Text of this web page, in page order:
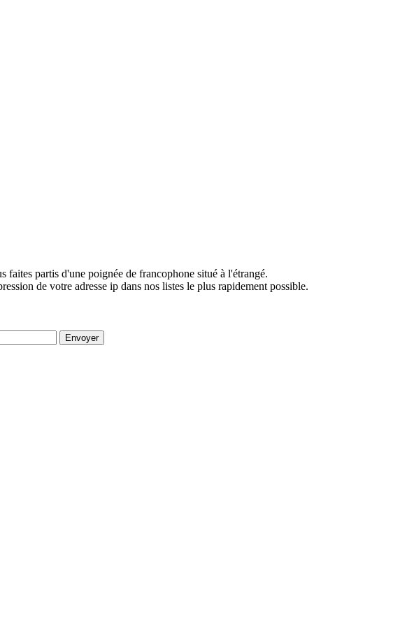
faites partis d'une poignée de francophone situé à l'étrangé.
de votre adresse ip dans nos listes le plus rapidement possible.